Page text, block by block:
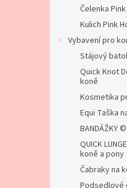
Čelenka
Kulich Pink
Vybavení pro
Stájový
Quick Knot
koně
Kosmetika
Equi Taška
BANDÁŽKY
QUICK
koně a pony
Čabraky na
Podsedlové